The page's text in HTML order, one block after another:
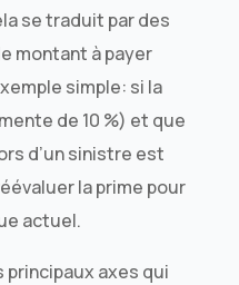
se traduit par des
montant à payer
simple: si la
de 10 %) et que
d’un sinistre est
la prime pour
actuel.
principaux axes qui